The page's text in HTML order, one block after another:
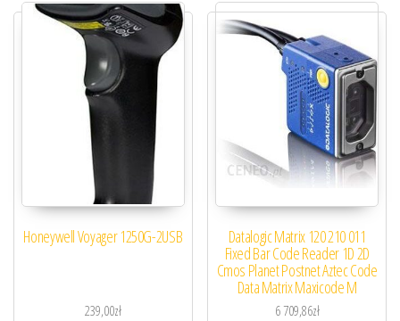
Honeywell Voyager 1250G-2USB
239,00zł
Datalogic Matrix 120 210 011
Fixed Bar Code Reader 1D 2D
Cmos Planet Postnet Aztec Code
Data Matrix Maxicode M
6 709,86zł